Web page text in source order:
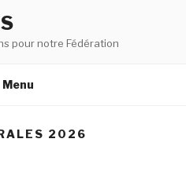
pour notre Fédération
Menu
2026